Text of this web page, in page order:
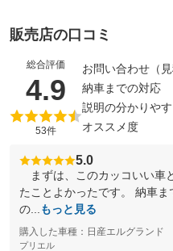
販売店の口コミ
総合評価
4.9 （5点
53件
お問い合わせ（見
納車までの対応
説明の分かりやす
オススメ度
5.0
まずは、このカッコいい車
たことよかったです。 納車
の...
もっと見る
購入した車種：日産エルグランド
プリエル